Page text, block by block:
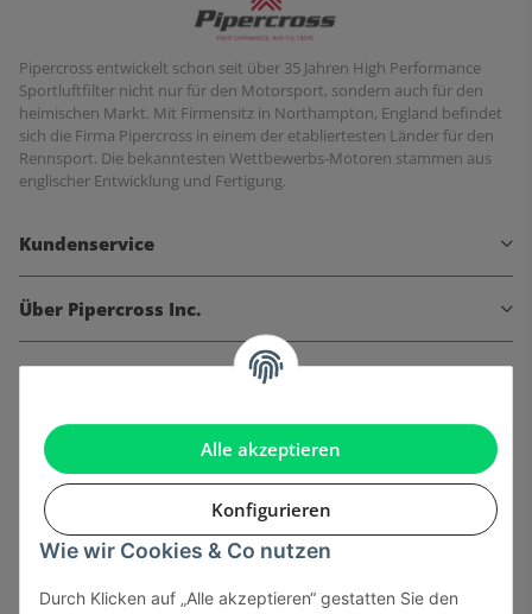
Alle akzeptieren
Konfigurieren
Wie wir Cookies & Co nutzen
Durch Klicken auf „Alle akzeptieren“ gestatten Sie den
Pipercross entwickelt schon seit über 35 Jahren High Performance
Sportluftfilter nicht nur für den Motorsport, sondern auch für den
heimischen Markt. Mit Firmensitz in Northampton, England befindet
sich die Firma Pipercross in einem der etabliertesten Länder für den
Rennsport. Die bekanntesten Wettbewerbs-Motoren stammen aus
englischer Entwicklung und Fertigung.
Kundenservice
Über Pipercross Inc.
Informationen
Gesetzliche Informationen